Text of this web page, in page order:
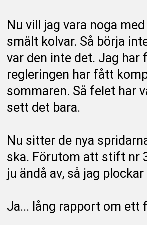
Nu vill jag vara noga
smält kolvar. Så börja
var den inte det. Jag
regleringen har fått
sommaren. Så felet har
sett det bara.
Nu sitter de nya
ska. Förutom att stift nr
ju ändå av, så jag
Ja... lång rapport om ett